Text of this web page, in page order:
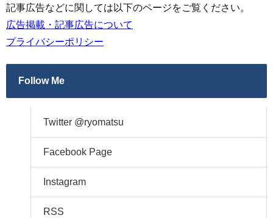
記事広告などに関しては以下のページをご覧ください。
広告掲載・記事広告について
プライバシーポリシー
Follow Me
Twitter @ryomatsu
Facebook Page
Instagram
RSS